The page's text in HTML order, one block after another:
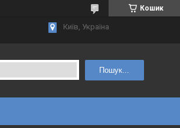
Кошик
Київ, Україна
Пошук...